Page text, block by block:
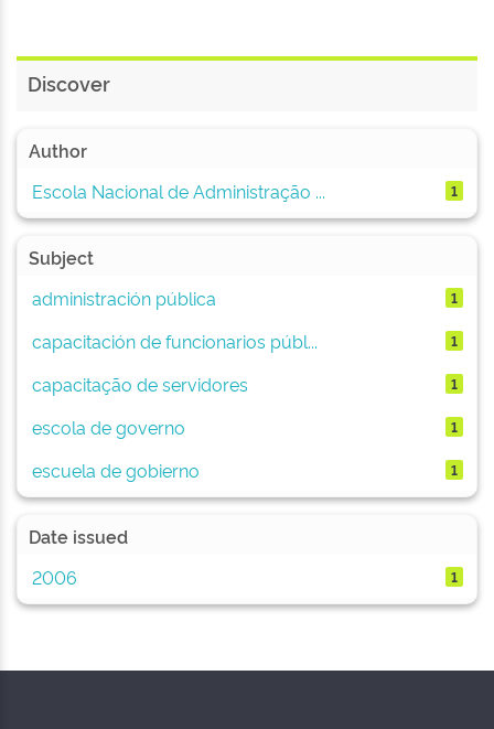
Discover
Author
Escola Nacional de Administração ...
1
Subject
administración pública
1
capacitación de funcionarios públ... 1
capacitação de servidores 1
escola de governo 1
escuela de gobierno 1
Date issued
2006
1